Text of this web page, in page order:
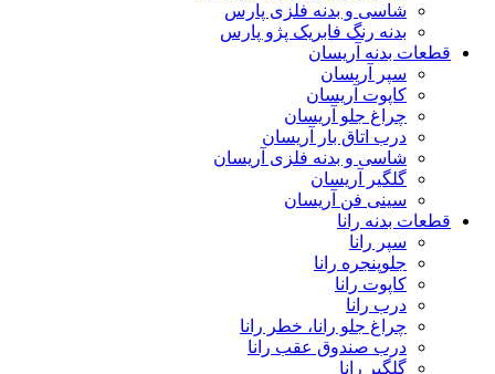
شاسی و بدنه فلزی پارس
بدنه رنگ فابریک پژو پارس
قطعات بدنه آریسان
سپر آریسان
کاپوت آریسان
چراغ جلو آریسان
درب اتاق بار آریسان
شاسی و بدنه فلزی آریسان
گلگیر آریسان
سینی فن آریسان
قطعات بدنه رانا
سپر رانا
جلوپنجره رانا
کاپوت رانا
درب رانا
چراغ جلو رانا، خطر رانا
درب صندوق عقب رانا
گلگیر رانا